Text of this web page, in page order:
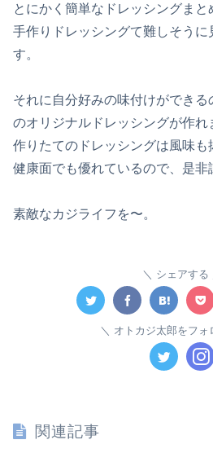
とにかく簡単なドレッシングまと
手作りドレッシングて難しそう
す。
それに自分好みの味付けができ
のオリジナルドレッシングが作れ
作りたてのドレッシングは風味
健康面でも優れているので、是非
素敵なカジライフを〜。
シェアする
オトカジ太郎をフォ
関連記事